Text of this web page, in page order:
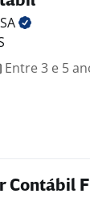
SA
Entre 3 e 5
Contábil